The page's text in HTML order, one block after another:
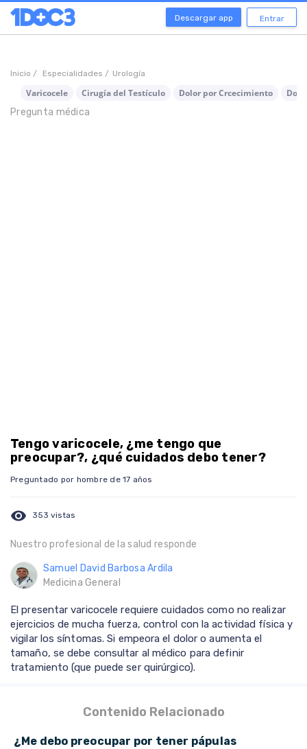
Descargar app Entrar
Inicio / Especialidades / Urología
Varicocele Cirugía del Testículo Dolor por Crcecimiento
Pregunta médica
Tengo varicocele, ¿me tengo que
preocupar?, ¿qué cuidados debo tener?
Preguntado por hombre de 17 años
visibility 353 vistas
Nuestro profesional de la salud responde
Samuel David Barbosa Ardila
Medicina General
El presentar varicocele requiere cuidados como no realizar
ejercicios de mucha fuerza, control con la actividad física y
vigilar los síntomas. Si empeora el dolor o aumenta el
tamaño, se debe consultar al médico para definir
tratamiento (que puede ser quirúrgico).
Contenido Relacionado
¿Me debo preocupar por tener pápulas